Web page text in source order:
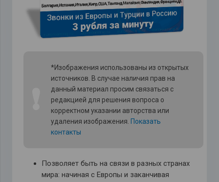
*Изображения использованы из открытых
источников. В случае наличия прав на
данный материал просим связаться с
редакцией для решения вопроса о
корректном указании авторства или
удаления изображения. Показать
контакты
Позволяет быть на связи в разных странах
мира: начиная с Европы и заканчивая